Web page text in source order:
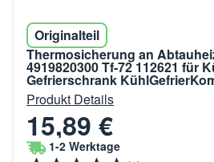
Originalteil
Thermosicherung an
4919820300 Tf-72 112621 für
Gefrierschrank
Produkt Details
15,89 €
1-2 Werktage